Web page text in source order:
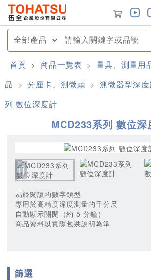
首頁 > 商品一覽表 > 量具、測量用
品
> 分厘卡、測微頭 > 測微器型深
列 數位深度計
MCD233系列 數位深
易於閱讀的數字類型
專用於高精度深度測量的千分尺
自動顯示關閉（約 5 分鐘）
商品資料以實際包裝說明為準
篩選